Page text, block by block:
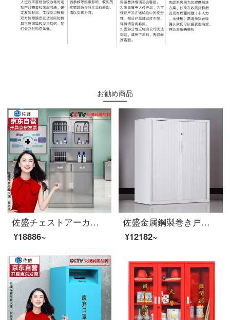
お勧め商品
佐盛チェストアーカイブキャビネットオフィス資料棚ロッカーロッカー医療器械キャビネット304ステンレス西洋薬箱
¥18886~
佐盛金属鋼製巻き戸棚巻き簾ドアチャイルド収縮ドア押し開け戸棚棚棚暖白巻き戸棚1400高
¥12182~